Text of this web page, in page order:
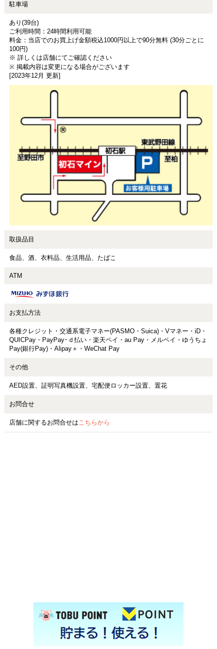
駐車場
あり(39台)
ご利用時間：24時間利用可能
料金：当店でのお買上げ金額税込1000円以上で90分無料 (30分ごとに
100円)
※ 詳しくは店舗にてご確認ください
※ 掲載内容は変更になる場合がございます
[2023年12月 更新]
取扱品目
食品、酒、衣料品、生活用品、たばこ
ATM
お支払方法
各種クレジット・交通系電子マネー(PASMO・Suica)・Vマネー・iD・
QUICPay・PayPay･ｄ払い・楽天ペイ・au Pay・メルペイ・ゆうちょ
Pay(銀行Pay)・Alipay＋・WeChat Pay
その他
AED設置、証明写真機設置、宅配便ロッカー設置、置花
お問合せ
店舗に関するお問合せは こちらから